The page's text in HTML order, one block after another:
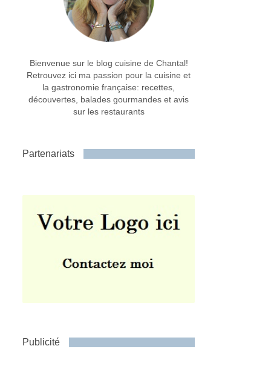
Bienvenue sur le blog cuisine de Chantal!
Retrouvez ici ma passion pour la cuisine et
la gastronomie française: recettes,
découvertes, balades gourmandes et avis
sur les restaurants
Partenariats
Publicité